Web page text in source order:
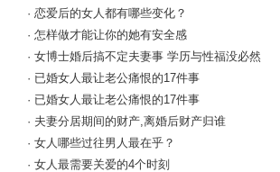
· 恋爱后的女人都有哪些变化？
· 怎样做才能让你的她有安全感
· 女博士婚后搞不定夫妻事 学历与性福没必然
· 已婚女人最让老公痛恨的17件事
· 已婚女人最让老公痛恨的17件事
· 夫妻分居期间的财产,离婚后财产归谁
· 女人哪些过往男人最在乎？
· 女人最需要关爱的4个时刻